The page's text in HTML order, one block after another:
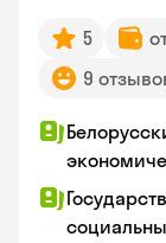
5
9